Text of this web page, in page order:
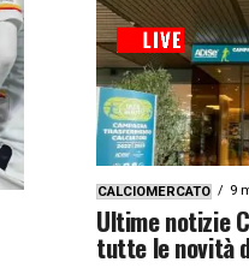
CALCIOMERCATO 9
Ultime notizie
tutte le novità